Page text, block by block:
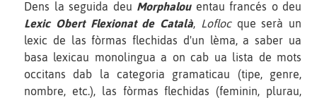
Dens la seguida deu Morphalouentau francés o deu
Lexic Obert Flexionat de Català, Loflocque serà un
lexic de las fòrmas flechidas d'un lèma, a saber ua
basa lexicau monolingua a on cab ua lista de mots
occitans dab la categoria gramaticau (tipe, genre,
nombre, etc.), las fòrmas flechidas (feminin, plurau,